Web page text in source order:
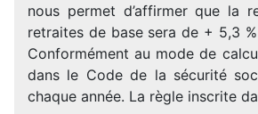
nous permet d’affirmer que la
retraites de base sera de + 5,3
Conformément au mode de
dans le Code de la sécurité
chaque année. La règle inscrite